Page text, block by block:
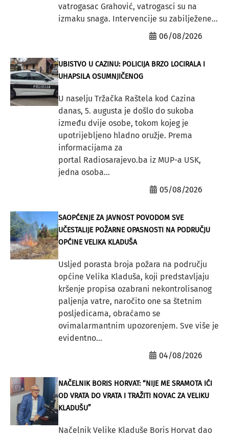
vatrogasac Grahović, vatrogasci su na
izmaku snaga. Intervencije su zabilježene...
06/08/2026
UBISTVO U CAZINU: POLICIJA BRZO LOCIRALA I
UHAPSILA OSUMNJIČENOG
U naselju Tržačka Raštela kod Cazina
danas, 5. augusta je došlo do sukoba
između dvije osobe, tokom kojeg je
upotrijebljeno hladno oružje. Prema
informacijama za
portal Radiosarajevo.ba iz MUP-a USK,
jedna osoba...
05/08/2026
SAOPĆENJE ZA JAVNOST POVODOM SVE
UČESTALIJE POŽARNE OPASNOSTI NA PODRUČJU
OPĆINE VELIKA KLADUŠA
Usljed porasta broja požara na području
općine Velika Kladuša, koji predstavljaju
kršenje propisa ozabrani nekontrolisanog
paljenja vatre, naročito one sa štetnim
posljedicama, obraćamo se
ovimalarmantnim upozorenjem. Sve više je
evidentno...
04/08/2026
NAČELNIK BORIS HORVAT: “NIJE ME SRAMOTA IĆI
OD VRATA DO VRATA I TRAŽITI NOVAC ZA VELIKU
KLADUŠU”
Načelnik Velike Kladuše Boris Horvat dao